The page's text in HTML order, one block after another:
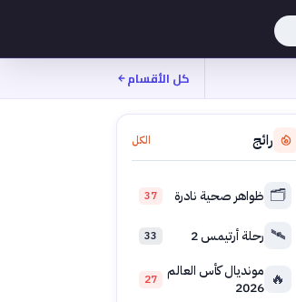
كل الأقسام
رائج الكل
🗂️ ظواهر صحية نادرة 37
🛰️ رحلة أرتيمس 2 33
🔥 مونديال كأس العالم
2026
27